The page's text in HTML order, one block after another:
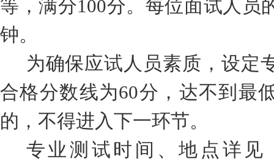
等，满分100分。每位面试人员
钟。
为确保应试人员素质，设定
合格分数线为60分，达不到最
的，不得进入下一环节。
专业测试时间、地点详见